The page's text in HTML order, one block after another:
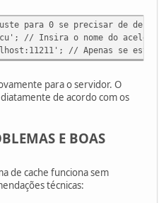
para 0 se precisar de
// Insira o nome do
// Apenas se estiver
para o servidor. O
de acordo com os
E BOAS
de cache funciona sem
técnicas: